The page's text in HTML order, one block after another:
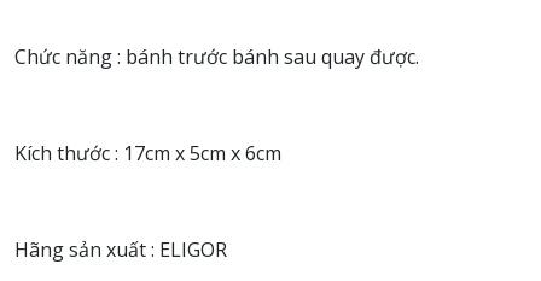
Chức năng : bánh trước bánh sau quay được.
Kích thước : 17cm x 5cm x 6cm
Hãng sản xuất : ELIGOR